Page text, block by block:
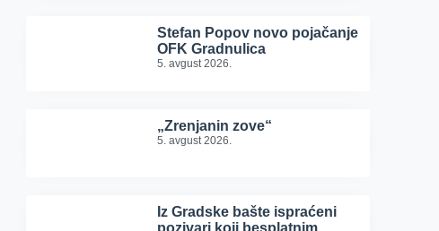
Stefan Popov novo pojačanje
OFK Gradnulica
5. avgust 2026.
„Zrenjanin zove“
5. avgust 2026.
Iz Gradske bašte ispraćeni
pozivari koji besplatnim